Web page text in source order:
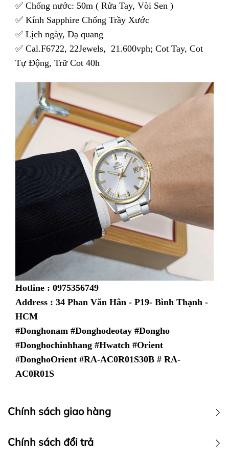
✅ Chống nước: 50m ( Rửa Tay, Vòi Sen )
✅ Kính Sapphire Chống Trầy Xước
✅ Lịch ngày, Dạ quang
✅ Cal.F6722, 22Jewels, 21.600vph; Cot Tay, Cot
Tự Động, Trữ Cot 40h
Hotline : 0975356749
Address : 34 Phan Văn Hân - P19- Bình Thạnh -
HCM
#Donghonam #Donghodeotay #Dongho
#Donghochinhhang #Hwatch #Orient
#DonghoOrient #RA-AC0R01S30B # RA-
AC0R01S
Chính sách giao hàng
Chính sách vận chuyển
Chính sách đổi trả